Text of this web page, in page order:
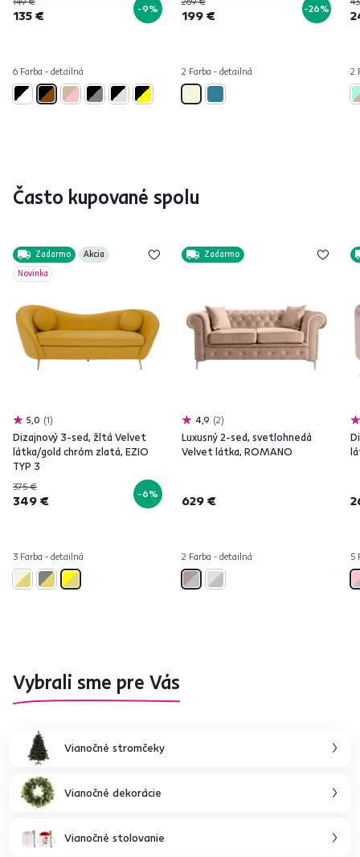
135 € -9%
6 Farba - detailná
199 € -26%
2 Farba - detailná 2
Často kupované spolu
Zadarmo
Akcia
Novinka
5,0 1
Dizajnový 3-sed, žltá Velvet
látka/gold chróm zlatá, EZIO
TYP 3
375 €
349 € -6%
3 Farba - detailná
Zadarmo
4,9 2
Luxusný 2-sed, svetlohnedá
Velvet látka, ROMANO
629 €
2 Farba - detailná 5
Vybrali sme pre Vás
Vianočné stromčeky
Vianočné dekorácie
Vianočné stolovanie